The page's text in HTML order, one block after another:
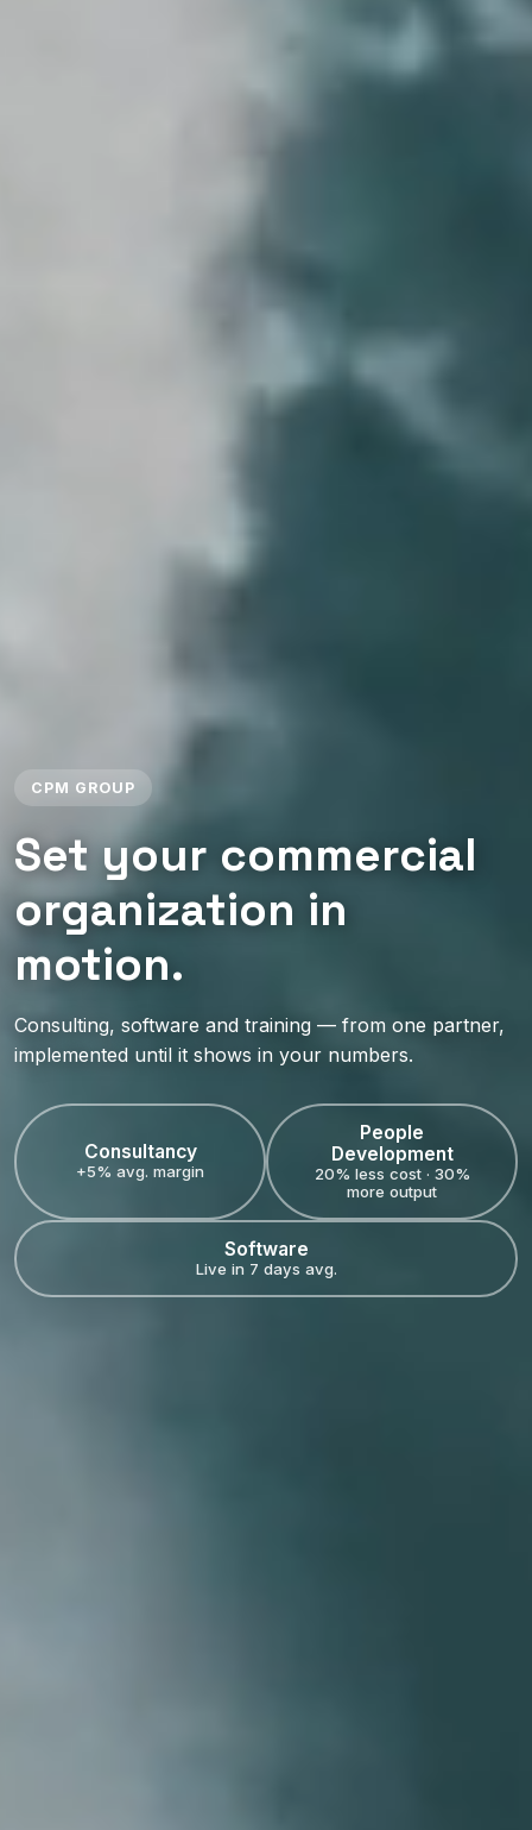
CPM GROUP
Set your commercial
organization in
motion.
Consulting, software and training — from one partner,
implemented until it shows in your numbers.
Consultancy
+5% avg. margin
People
Development
20% less cost · 30%
more output
Software
Live in 7 days avg.